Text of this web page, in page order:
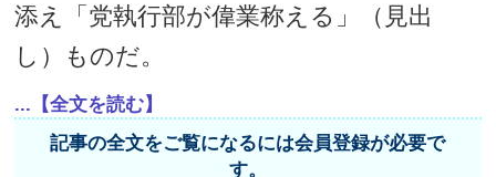
添え「党執行部が偉業称える」（見出
し）ものだ。
...【全文を読む】
記事の全文をご覧になるには会員登録が必要で
す。